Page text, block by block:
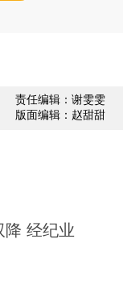
责任编辑：谢雯雯
版面编辑：赵甜甜
降 经纪业